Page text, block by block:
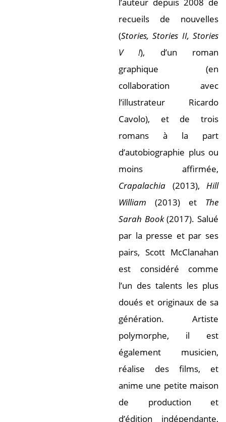
l’auteur depuis 2008 de
recueils de nouvelles
(Stories, Stories II, Stories
V !), d’un roman
graphique (en
collaboration avec
l’illustrateur Ricardo
Cavolo), et de trois
romans à la part
d’autobiographie plus ou
moins affirmée,
Crapalachia (2013), Hill
William (2013) et The
Sarah Book(2017). Salué
par la presse et par ses
pairs, Scott McClanahan
est considéré comme
l’un des talents les plus
doués et originaux de sa
génération. Artiste
polymorphe, il est
également musicien,
réalise des films, et
anime une petite maison
de production et
d’édition indépendante,